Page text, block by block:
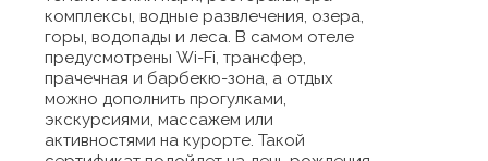
комплексы, водные развлечения, озера,
горы, водопады и леса. В самом отеле
предусмотрены Wi-Fi, трансфер,
прачечная и барбекю-зона, а отдых
можно дополнить прогулками,
экскурсиями, массажем или
активностями на курорте. Такой